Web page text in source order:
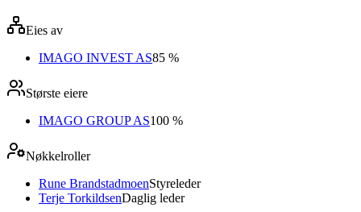
Eies av
IMAGO INVEST AS85 %
Største eiere
IMAGO GROUP AS100 %
Nøkkelroller
Rune BrandstadmoenStyreleder
Terje TorkildsenDaglig leder